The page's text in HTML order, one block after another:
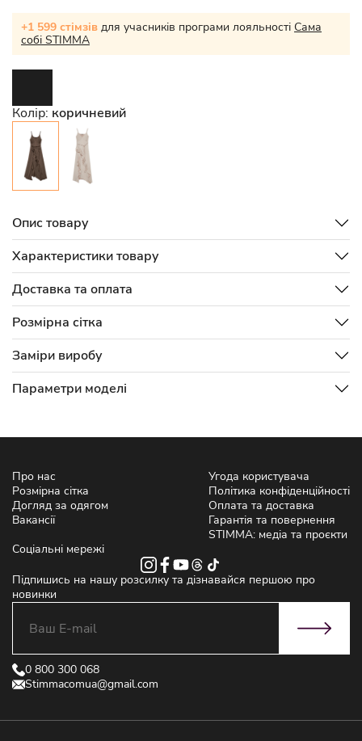
+1 599 стімзів для учасників програми лояльності Сама
собі STIMMA
Колір: коричневий
Опис товару
Характеристики товару
Доставка та оплата
Розмірна сітка
Заміри виробу
Параметри моделі
Про нас
Розмірна сітка
Догляд за одягом
Вакансії
Угода користувача
Політика конфіденційності
Оплата та доставка
Гарантія та повернення
STIMMA: медіа та проєкти
Соціальні мережі
Підпишись на нашу розсилку та дізнавайся першою про
новинки
0 800 300 068
Stimmacomua@gmail.com